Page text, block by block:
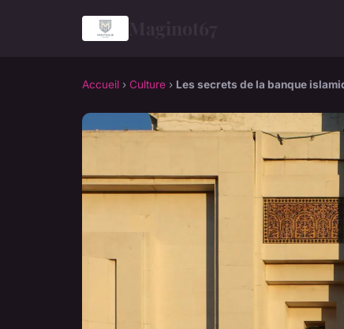
Accueil › Culture › Les secrets de la banque